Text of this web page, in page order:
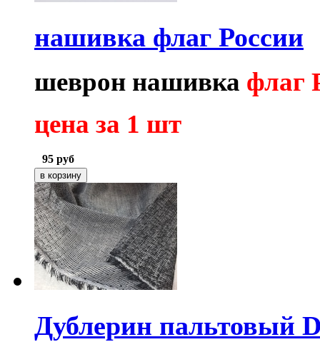
нашивка флаг России
шеврон нашивка флаг
цена за 1 шт
95 руб
Дублерин пальтовый